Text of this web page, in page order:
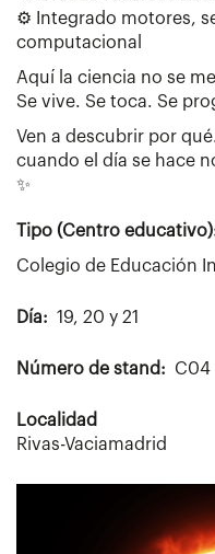
⚙️ Integrado motores,
computacional
Aquí la ciencia no se
Se vive. Se toca. Se
Ven a descubrir por
cuando el día se hace
✨
Tipo (Centro
Colegio de Educación
Día 19, 20 y 21
Número de stand C04
Localidad
Rivas-Vaciamadrid